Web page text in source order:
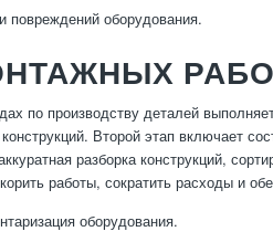
повреждений оборудования.
по производству деталей
Второй этап включает
разборка конструкций,
работы, сократить расходы и
оборудования.